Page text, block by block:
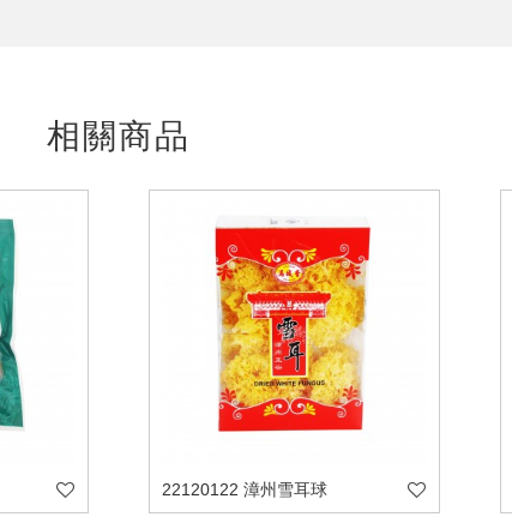
相關商品
22120122 漳州雪耳球